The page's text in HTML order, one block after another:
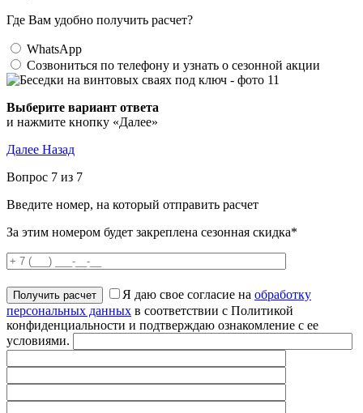
Где Вам удобно получить расчет?
WhatsApp
Созвониться по телефону и узнать о сезонной акции
Выберите вариант ответа
и нажмите кнопку «Далее»
Далее Назад
Вопрос 7 из 7
Введите номер, на который отправить расчет
За этим номером будет закреплена сезонная скидка*
Я даю свое согласие на обработку
персональных данных в соответствии с Политикой
конфиденциальности и подтверждаю ознакомление с ее
условиями.